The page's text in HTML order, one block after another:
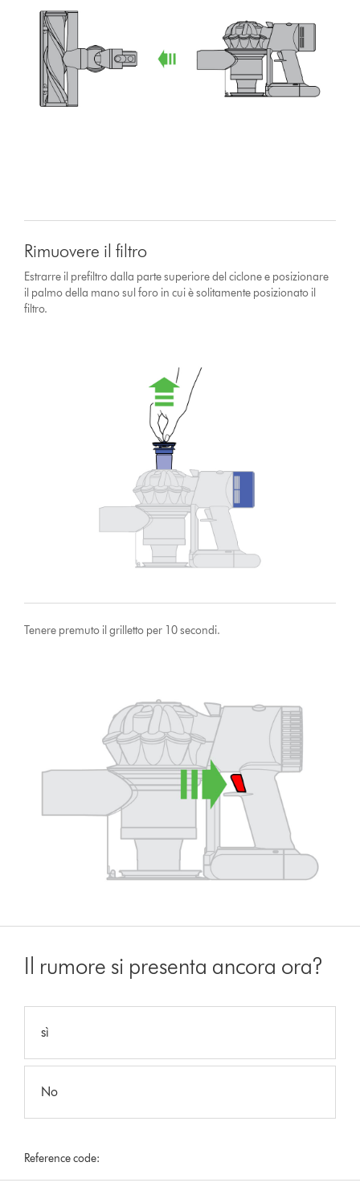
Rimuovere il filtro
Estrarre il prefiltro dalla parte superiore del ciclone e posizionare
il palmo della mano sul foro in cui è solitamente posizionato il
filtro.
Tenere premuto il grilletto per 10 secondi.
Il rumore si presenta ancora ora?
sì
No
Reference code: